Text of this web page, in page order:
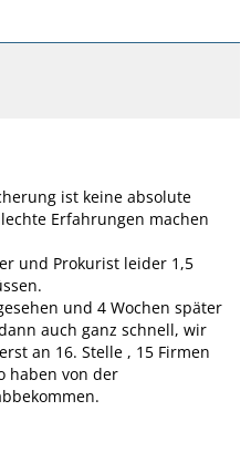
ist keine absolute
Erfahrungen machen
und Prokurist leider 1,5
und 4 Wochen später
auch ganz schnell, wir
an 16. Stelle , 15 Firmen
haben von der